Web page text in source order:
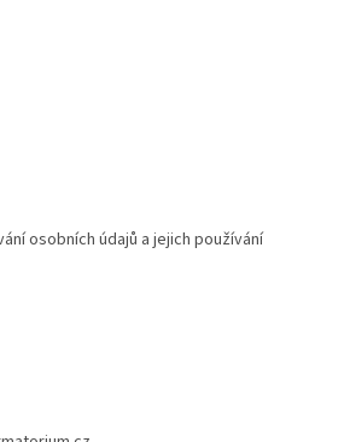
osobních údajů a jejich používání